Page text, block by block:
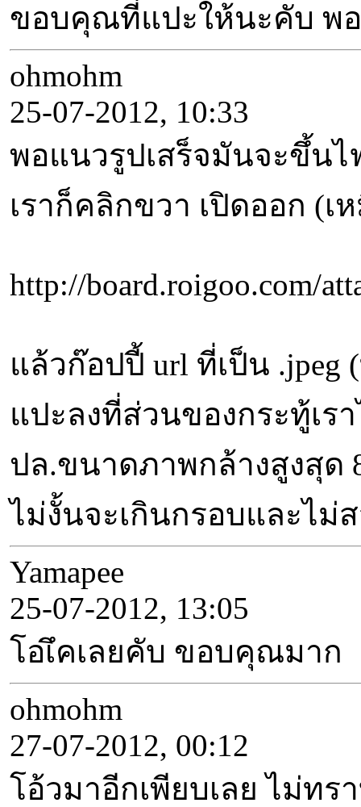
ขอบคุณที่แปะให้นะคับ พอ
ohmohm
25-07-2012, 10:33
พอแนวรูปเสร็จมันจะขึ้น
เราก็คลิกขวา เปิดออก (เ
http://board.roigoo.com/
แล้วก๊อปปี้ url ที่เป็น .jpeg
แปะลงที่ส่วนของกระทู้เร
ปล.ขนาดภาพกล้างสูงสุด
ไม่งั้นจะเกินกรอบและไม่
Yamapee
25-07-2012, 13:05
โอเึคเลยคับ ขอบคุณมาก
ohmohm
27-07-2012, 00:12
โอ้วมาอีกเพียบเลย ไม่ท